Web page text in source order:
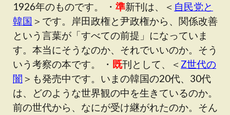
1926年のものです。 ・ 準新刊は、＜ 自民党と
韓国 ＞です。岸田政権と尹政権から、関係改善
という言葉が「すべての前提」になっていま
す。本当にそうなのか、それでいいのか。そう
いう考察の本です。 ・ 既刊として、＜ Z世代の
闇 ＞も発売中です。いまの韓国の20代、30代
は、どのような世界観の中を生きているのか。
前の世代から、なにが受け継がれたのか。そん